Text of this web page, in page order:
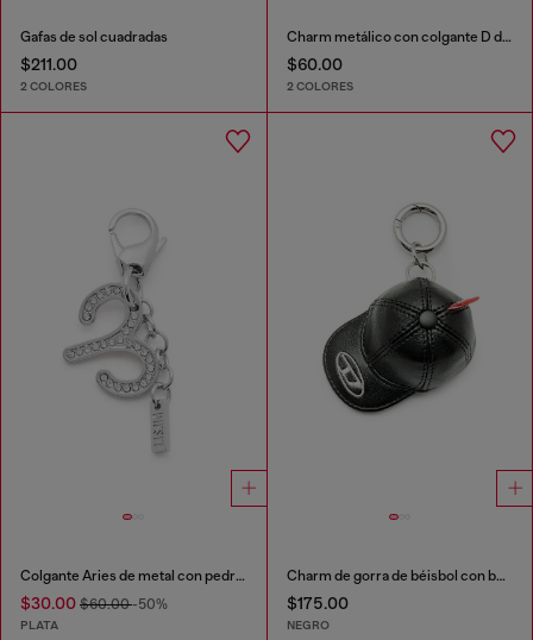
Gafas de sol cuadradas
$211.00
2 COLORES
Charm metálico con colgante D de strass
$60.00
2 COLORES
Colgante Aries de metal con pedrería
$30.00 $60.00-50%
PLATA
Charm de gorra de béisbol con bordado Oval D
$175.00
NEGRO